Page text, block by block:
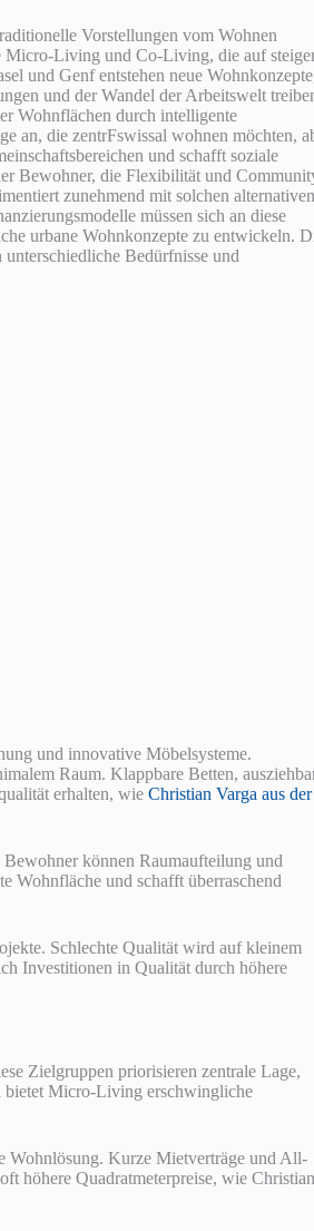
Vorstellungen vom Wohnen
Micro-Living und Co-Living, die auf
und Genf entstehen neue
und der Wandel der Arbeitswelt
Wohnflächen durch intelligente
an, die zentrFswissal wohnen möchten,
und schafft soziale
Bewohner, die Flexibilität und
zunehmend mit solchen alternativen
müssen sich an diese
urbane Wohnkonzepte zu entwickeln.
Bedürfnisse und
und innovative Möbelsysteme.
Raum. Klappbare Betten,
erhalten, wie Christian Varga aus der
können Raumaufteilung und
Wohnfläche und schafft überraschend
Schlechte Qualität wird auf kleinem
Investitionen in Qualität durch höhere
Zielgruppen priorisieren zentrale Lage,
bietet Micro-Living erschwingliche
Wohnlösung. Kurze Mietverträge und All-
höhere Quadratmeterpreise, wie Christian